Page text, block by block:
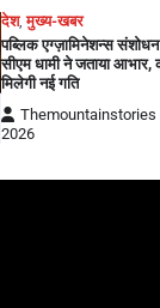
देश,मुख्य-खबर
पब्लिक एग्ज़ामिनेशन्स
सीएम धामी ने जताया
मिलेगी नई गति
Themountainstories
2026